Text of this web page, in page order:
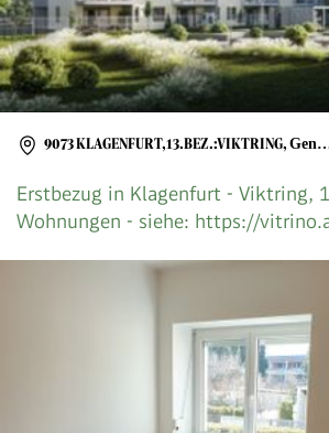
9073 KLAGENFURT,13.BEZ.:VIKTRING, Gendarmeriestraße
Erstbezug in Klagenfurt - Viktring,
Wohnungen - siehe: https://